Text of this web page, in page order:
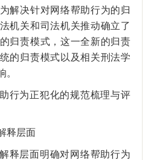
解决针对网络帮助行为的归
机关和司法机关推动确立了
归责模式，这一全新的归责
的归责模式以及相关刑法学
。
行为正犯化的规范梳理与评
释层面
释层面明确对网络帮助行为